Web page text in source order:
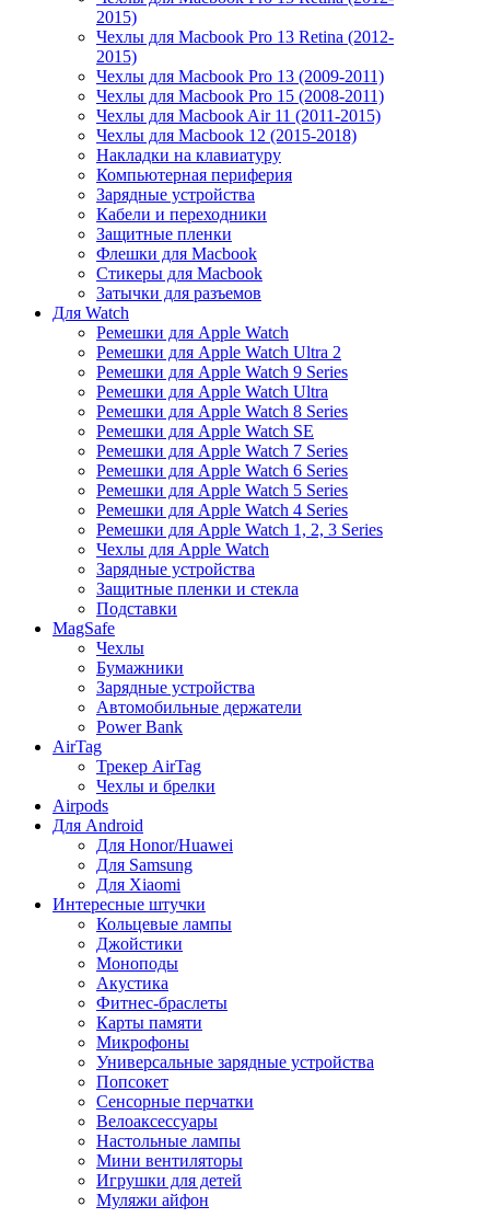
2015)
Чехлы для Macbook Pro 13 Retina (2012-
2015)
Чехлы для Macbook Pro 13 (2009-2011)
Чехлы для Macbook Pro 15 (2008-2011)
Чехлы для Macbook Air 11 (2011-2015)
Чехлы для Macbook 12 (2015-2018)
Накладки на клавиатуру
Компьютерная периферия
Зарядные устройства
Кабели и переходники
Защитные пленки
Флешки для Macbook
Стикеры для Macbook
Затычки для разъемов
Для Watch
Ремешки для Apple Watch
Ремешки для Apple Watch Ultra 2
Ремешки для Apple Watch 9 Series
Ремешки для Apple Watch Ultra
Ремешки для Apple Watch 8 Series
Ремешки для Apple Watch SE
Ремешки для Apple Watch 7 Series
Ремешки для Apple Watch 6 Series
Ремешки для Apple Watch 5 Series
Ремешки для Apple Watch 4 Series
Ремешки для Apple Watch 1, 2, 3 Series
Чехлы для Apple Watch
Зарядные устройства
Защитные пленки и стекла
Подставки
MagSafe
Чехлы
Бумажники
Зарядные устройства
Автомобильные держатели
Power Bank
AirTag
Трекер AirTag
Чехлы и брелки
Airpods
Для Android
Для Honor/Huawei
Для Samsung
Для Xiaomi
Интересные штучки
Кольцевые лампы
Джойстики
Моноподы
Акустика
Фитнес-браслеты
Карты памяти
Микрофоны
Универсальные зарядные устройства
Попсокет
Сенсорные перчатки
Велоаксессуары
Настольные лампы
Мини вентиляторы
Игрушки для детей
Муляжи айфон